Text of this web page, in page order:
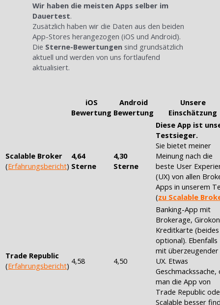
Wir haben die meisten Apps selber im
Dauertest.
Zusätzlich haben wir die Daten aus den beiden
App-Stores herangezogen (iOS und Android).
Die Sterne-Bewertungensind grundsätzlich
aktuell und werden von uns fortlaufend
aktualisiert.
iOS
Bewertung
Android
Bewertung
Unsere
Einschätzung
Scalable Broker
(Erfahrungsbericht)
4,64
Sterne
4,30
Sterne
Diese App ist
Testsieger.
Sie bietet meiner
Meinung nach die
beste User
(UX) von allen
Apps in unserem
(zu Scalable
Trade Republic
(Erfahrungsbericht) 4,58 4,50
Banking-App mit
Brokerage,
Kreditkarte (beides
optional). Ebenfalls
mit überzeugender
UX. Etwas
Geschmackssache,
man die App von
Trade Republic
Scalable besser